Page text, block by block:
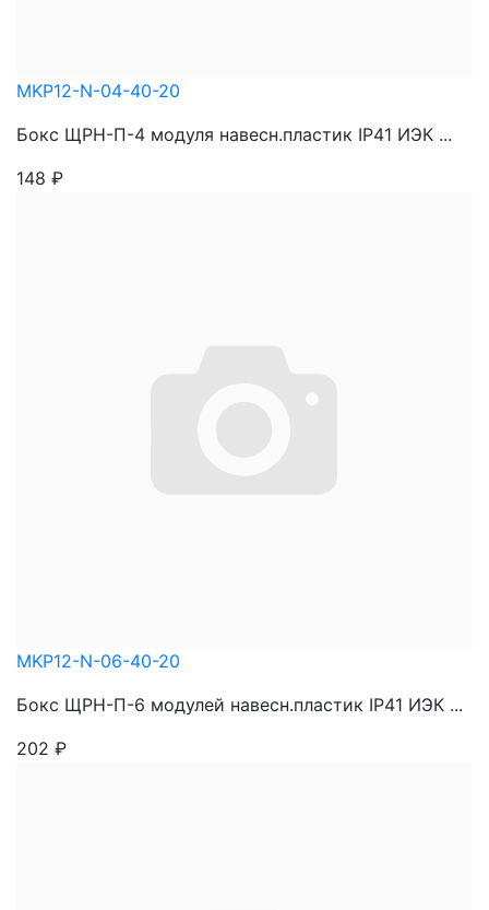
MKP12-N-04-40-20
Бокс ЩРН-П-4 модуля навесн.пластик IP41 ИЭК ...
148 ₽
MKP12-N-06-40-20
Бокс ЩРН-П-6 модулей навесн.пластик IP41 ИЭК ...
202 ₽